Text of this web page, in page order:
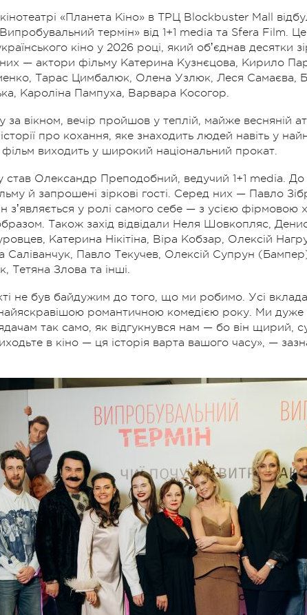
«Планета Кіно» в ТРЦ Blockbuster Mall
термін» від 1+1 media та Sfera Film.
кіно у 2026 році, який обʼєднав десятки
— актори фільму Катерина Кузнєцова, Кирило
Тарас Цимбалюк, Олена Узлюк, Леся Самаєва,
Кароліна Пампуха, Варвара Косогор.
вікном, вечір пройшов у теплій, майже весняній
про кохання, яке знаходить людей навіть у
виходить у широкий національний прокат.
Олександр Преподобний, ведучий 1+1 media. До
й запрошені зіркові гості. Серед них — Павло
зʼявляється у ролі самого себе — з усією фірмовою
Також захід відвідали Неля Шовкопляс,
Катерина Нікітіна, Віра Кобзар, Олексій
Саліванчук, Павло Текучев, Олексій Супрун
Тетяна Злова та інші.
не був байдужим до того, що ми робимо. Усі
романтичною комедією року. Ми дуже
так само, як відгукнувся нам — бо він щирий,
в кіно — ця історія варта вашого часу», —